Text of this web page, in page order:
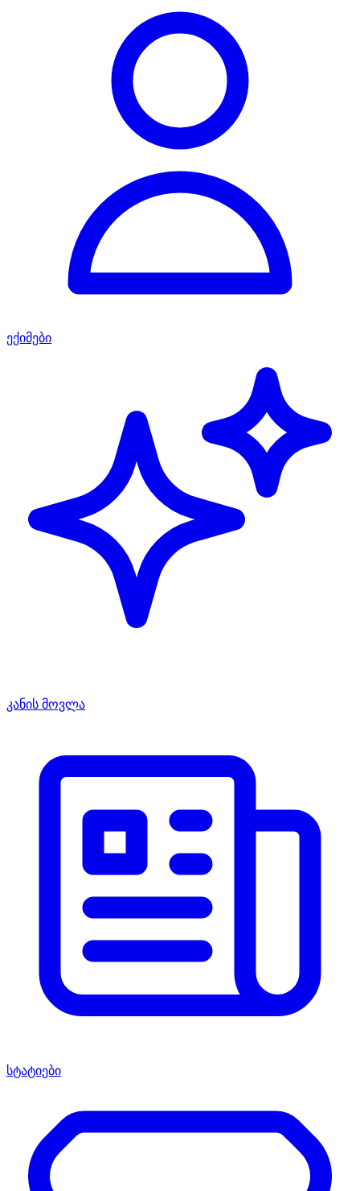
ექიმები
კანის მოვლა
სტატიები